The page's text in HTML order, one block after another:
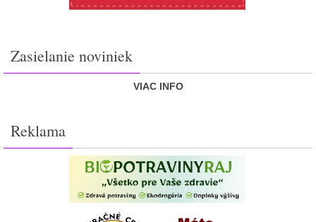
Zasielanie noviniek
VIAC INFO
Reklama